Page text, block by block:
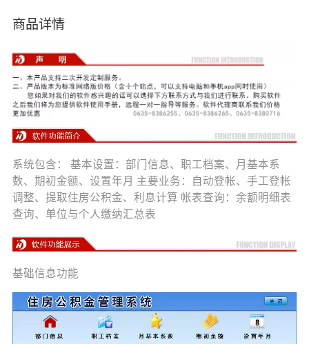
商品详情
系统包含： 基本设置：部门信息、职工档案、月基本系
数、期初金额、设置年月 主要业务：自动登帐、手工登帐
调整、提取住房公积金、利息计算 帐表查询：余额明细表
查询、单位与个人缴纳汇总表
基础信息功能